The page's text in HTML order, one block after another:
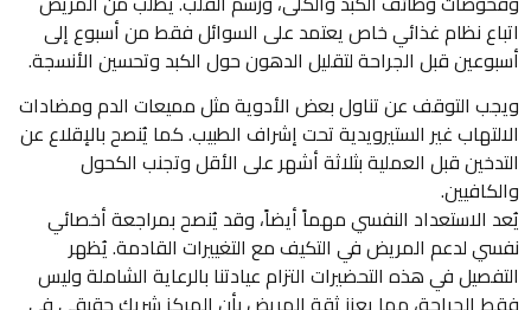
اتباع نظام غذائي خاص يعتمد على السوائل فقط من أسبوع إلى
أسبوعين قبل الجراحة لتقليل الدهون حول الكبد وتحسين الأنسجة.
ويجب التوقف عن تناول بعض الأدوية مثل مميعات الدم ومضادات
الالتهاب غير الستيرويدية تحت إشراف الطبيب. كما يُنصح بالإقلاع عن
التدخين قبل العملية بثلاثة أشهر على الأقل وتجنب الكحول
والكافيين.
يُعد الاستعداد النفسي مهماً أيضاً، وقد يُنصح بمراجعة أخصائي
نفسي لدعم المريض في التكيف مع التغييرات القادمة. يُظهر
التفصيل في هذه التحضيرات التزام عيادتنا بالرعاية الشاملة وليس